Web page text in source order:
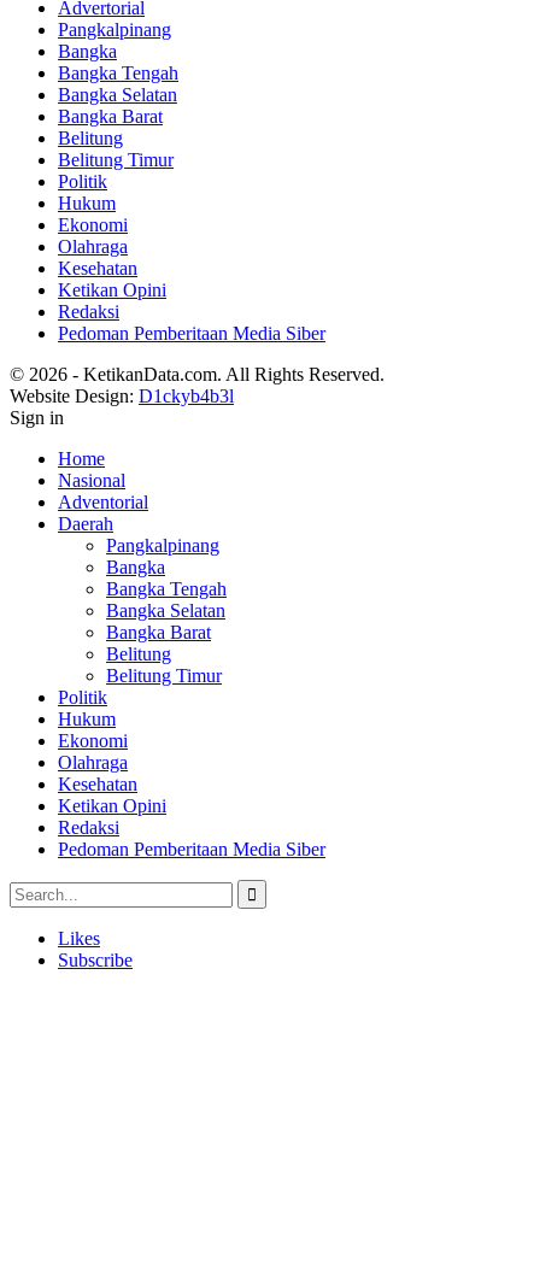
Advertorial
Pangkalpinang
Bangka
Bangka Tengah
Bangka Selatan
Bangka Barat
Belitung
Belitung Timur
Politik
Hukum
Ekonomi
Olahraga
Kesehatan
Ketikan Opini
Redaksi
Pedoman Pemberitaan Media Siber
© 2026 - KetikanData.com. All Rights Reserved.
Website Design: D1ckyb4b3l
Sign in
Home
Nasional
Adventorial
Daerah
Pangkalpinang
Bangka
Bangka Tengah
Bangka Selatan
Bangka Barat
Belitung
Belitung Timur
Politik
Hukum
Ekonomi
Olahraga
Kesehatan
Ketikan Opini
Redaksi
Pedoman Pemberitaan Media Siber
Likes
Subscribe